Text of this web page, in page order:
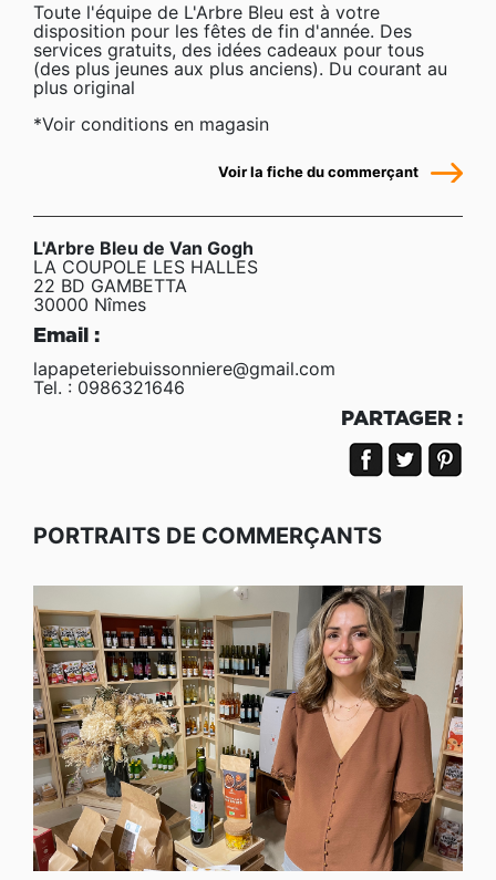
Toute l'équipe de L'Arbre Bleu est à votre
disposition pour les fêtes de fin d'année. Des
services gratuits, des idées cadeaux pour tous
(des plus jeunes aux plus anciens). Du courant au
plus original
*Voir conditions en magasin
Voir la fiche du commerçant
L'Arbre Bleu de Van Gogh
LA COUPOLE LES HALLES
22 BD GAMBETTA
30000 Nîmes
Email :
lapapeteriebuissonniere@gmail.com
Tel. : 0986321646
PARTAGER :
PORTRAITS DE COMMERÇANTS